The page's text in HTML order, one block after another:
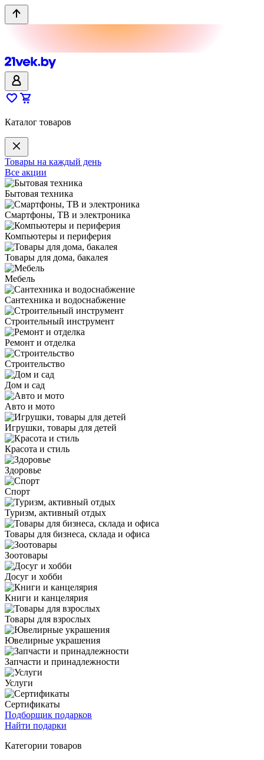
Каталог товаров
Товары на каждый день
Все акции
Бытовая техника
Смартфоны, ТВ и электроника
Компьютеры и периферия
Товары для дома, бакалея
Мебель
Сантехника и водоснабжение
Строительный инструмент
Ремонт и отделка
Строительство
Дом и сад
Авто и мото
Игрушки, товары для детей
Красота и стиль
Здоровье
Спорт
Туризм, активный отдых
Товары для бизнеса, склада и офиса
Зоотовары
Досуг и хобби
Книги и канцелярия
Товары для взрослых
Ювелирные украшения
Запчасти и принадлежности
Услуги
Сертификаты
Подборщик подарков
Найти подарки
Категории товаров